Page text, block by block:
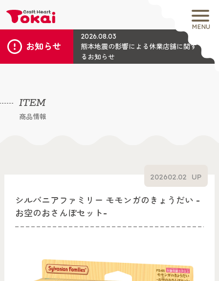
MENU
お知らせ
2026.08.03
熊本地震の影響による休業店舗に関す
るお知らせ
ITEM
商品情報
シルバニアファミリー モモンガのきょうだい -
お空のおさんぽセット-
202602.02 UP